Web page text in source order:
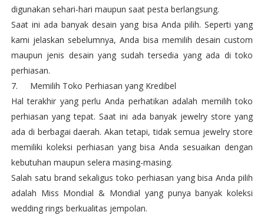
digunakan sehari-hari maupun saat pesta berlangsung.
Saat ini ada banyak desain yang bisa Anda pilih. Seperti yang
kami jelaskan sebelumnya, Anda bisa memilih desain custom
maupun jenis desain yang sudah tersedia yang ada di toko
perhiasan.
7.
Memilih Toko Perhiasan yang Kredibel
Hal terakhir yang perlu Anda perhatikan adalah memilih toko
perhiasan yang tepat. Saat ini ada banyak jewelry store yang
ada di berbagai daerah. Akan tetapi, tidak semua jewelry store
memiliki koleksi perhiasan yang bisa Anda sesuaikan dengan
kebutuhan maupun selera masing-masing.
Salah satu brand sekaligus toko perhiasan yang bisa Anda pilih
adalah Miss Mondial & Mondial yang punya banyak koleksi
wedding rings berkualitas jempolan.